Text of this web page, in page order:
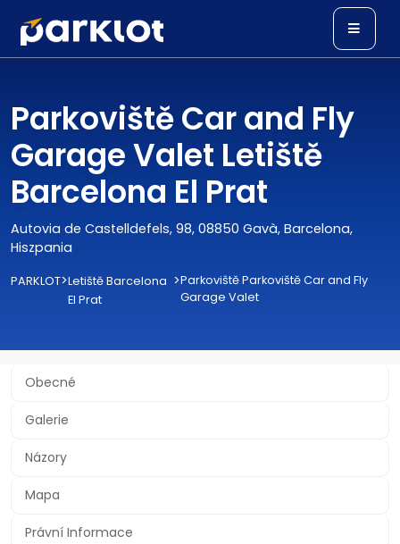
Parkoviště Car and Fly
Garage Valet Letiště
Barcelona El Prat
Autovia de Castelldefels, 98, 08850 Gavà, Barcelona,
Hiszpania
PARKLOT>Letiště Barcelona
El Prat
>Parkoviště Parkoviště Car and Fly
Garage Valet
Obecné
Galerie
Názory
Mapa
Právní Informace